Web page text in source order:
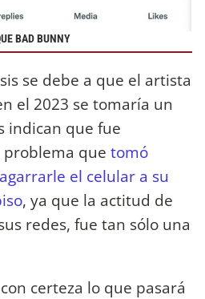
BAD BUNNY
se debe a que el artista
el 2023 se tomaría un
indican que fue
que tomó
el celular a su
, ya que la actitud de
sus redes, fue tan sólo una
certeza lo que pasará